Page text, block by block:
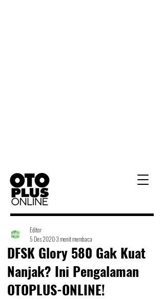
DFSK Glory 580 Gak Kuat
Nanjak? Ini Pengalaman
OTOPLUS-ONLINE!
Editor
5 Des 20203 menit membaca